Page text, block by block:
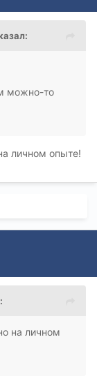
можно-то
личном опыте!
на личном